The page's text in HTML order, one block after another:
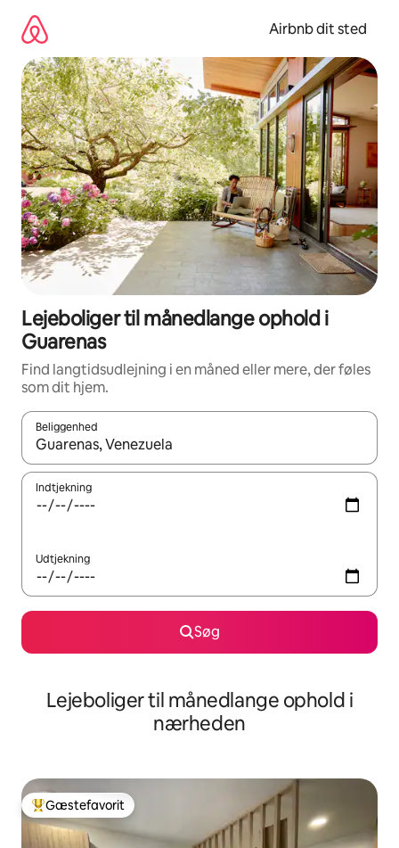
videre
indhold
Airbnb dit sted
Lejeboliger til månedlange ophold i
Guarenas
Find langtidsudlejning i en måned eller mere, der føles
som dit hjem.
Beliggenhed
Når resultaterne er tilgængelige, skal du navigere med
Indtjekning
Udtjekning
Søg
Lejeboliger til månedlange ophold i
nærheden
Bedste gæstefavorit
Gæstefavorit